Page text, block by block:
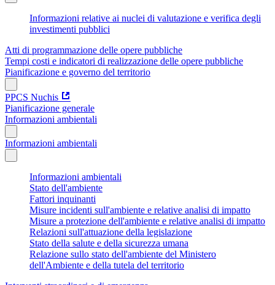
Informazioni relative ai nuclei di valutazione e verifica degli
investimenti pubblici
Atti di programmazione delle opere pubbliche
Tempi costi e indicatori di realizzazione delle opere pubbliche
Pianificazione e governo del territorio
PPCS Nuchis
Pianificazione generale
Informazioni ambientali
Informazioni ambientali
Informazioni ambientali
Stato dell'ambiente
Fattori inquinanti
Misure incidenti sull'ambiente e relative analisi di impatto
Misure a protezione dell'ambiente e relative analisi di impatto
Relazioni sull'attuazione della legislazione
Stato della salute e della sicurezza umana
Relazione sullo stato dell'ambiente del Ministero
dell'Ambiente e della tutela del territorio